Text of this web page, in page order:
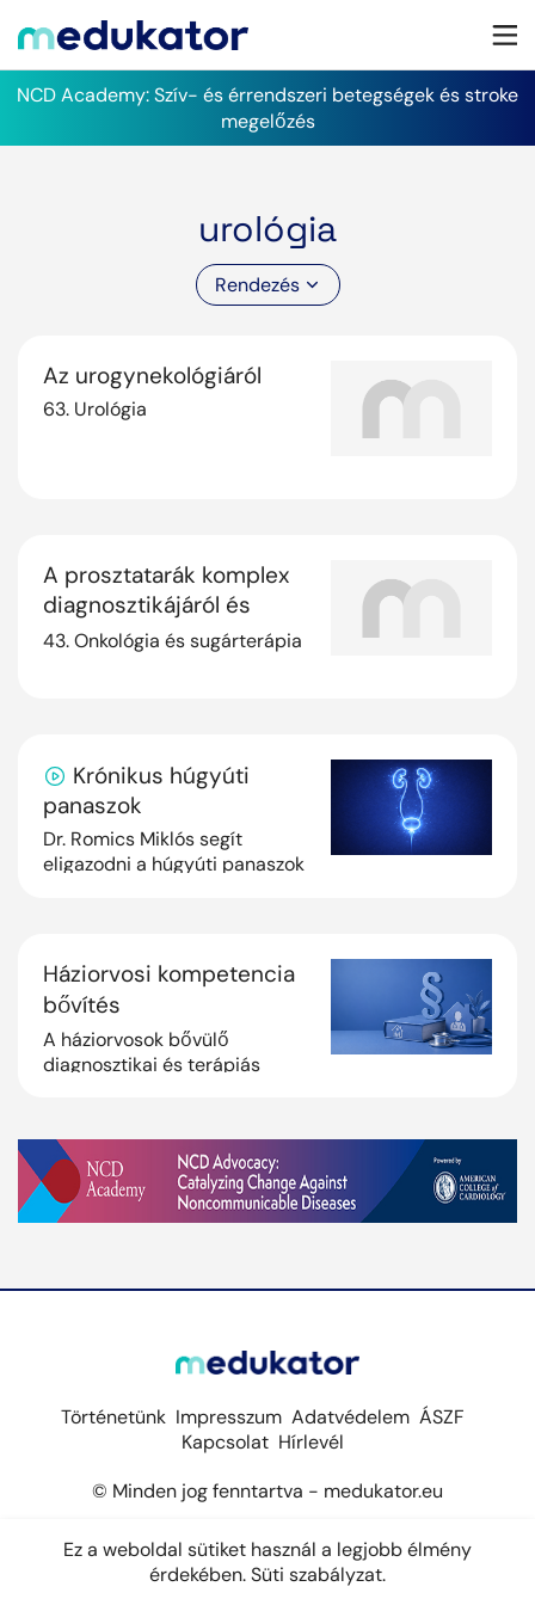
NCD Academy: Szív- és érrendszeri betegségek és stroke
megelőzés
urológia
Rendezés
Az urogynekológiáról
63. Urológia
A prosztatarák komplex
diagnosztikájáról és
ellátásáról
43. Onkológia és sugárterápia
Krónikus húgyúti
panaszok
Dr. Romics Miklós segít
eligazodni a húgyúti panaszok
Háziorvosi kompetencia
bővítés
A háziorvosok bővülő
diagnosztikai és terápiás
Történetünk Impresszum Adatvédelem ÁSZF
Kapcsolat Hírlevél
© Minden jog fenntartva - medukator.eu
Ez a weboldal sütiket használ a legjobb élmény
érdekében.Süti szabályzat.